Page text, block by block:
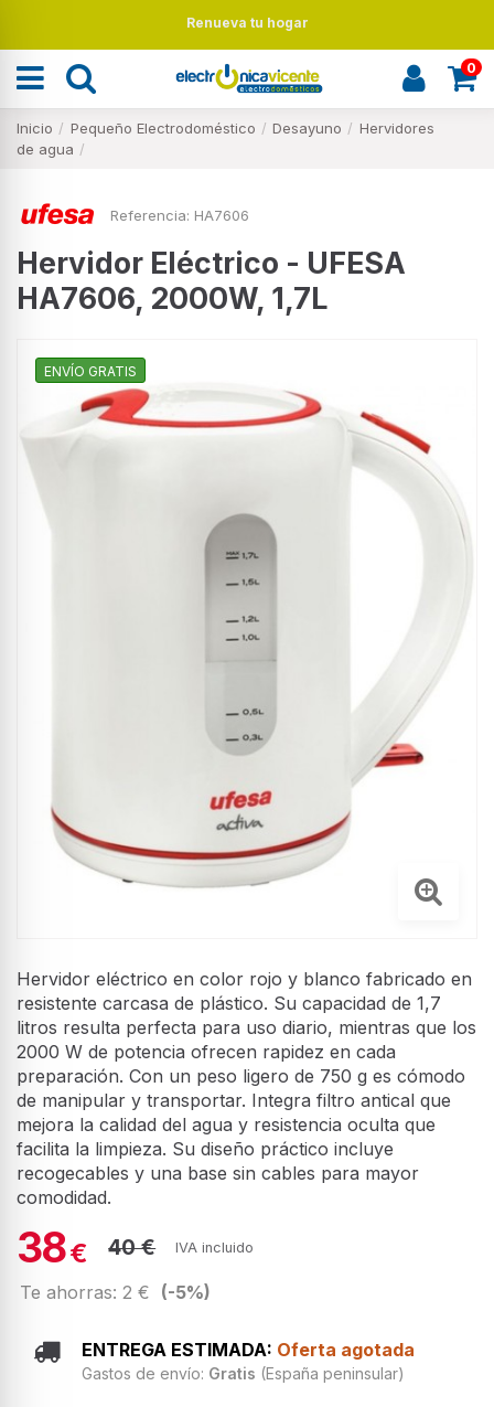
Renueva tu hogar
0
Inicio Pequeño Electrodoméstico Desayuno
Hervidores
de agua
Referencia: HA7606
Hervidor Eléctrico - UFESA
HA7606, 2000W, 1,7L
ENVÍO GRATIS
Hervidor eléctrico en color rojo y blanco fabricado en
resistente carcasa de plástico. Su capacidad de 1,7
litros resulta perfecta para uso diario, mientras que los
2000 W de potencia ofrecen rapidez en cada
preparación. Con un peso ligero de 750 g es cómodo
de manipular y transportar. Integra filtro antical que
mejora la calidad del agua y resistencia oculta que
facilita la limpieza. Su diseño práctico incluye
recogecables y una base sin cables para mayor
comodidad.
38€ 40 € IVA incluido
Te ahorras: 2 € (-5%)
ENTREGA ESTIMADA: Oferta agotada
Gastos de envío: Gratis (España peninsular)